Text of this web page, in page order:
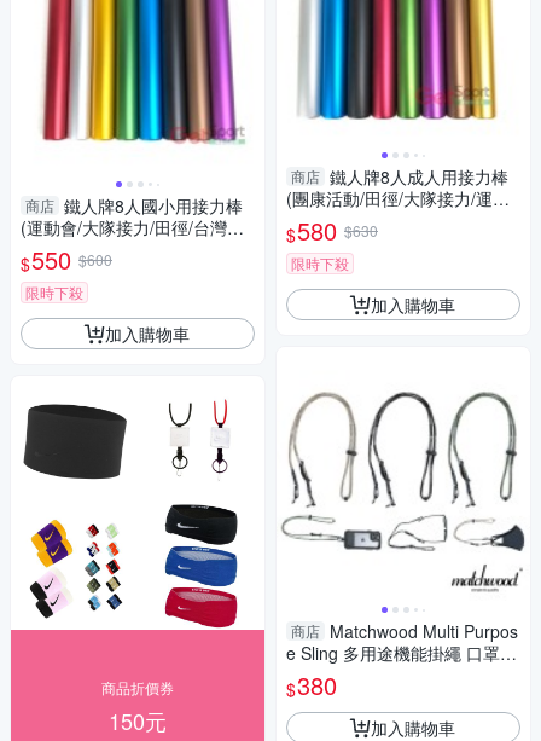
商店 鐵人牌8人國小用接力棒
(運動會/大隊接力/田徑/台灣製/
GetSport)
$550 $600
限時下殺
加入購物車
商品折價券
150元
商店 鐵人牌8人成人用接力棒
(團康活動/田徑/大隊接力/運動
會/台灣製/GetSport)
$580 $630
限時下殺
加入購物車
商店 Matchwood Multi Purpos
e Sling 多用途機能掛繩 口罩掛
繩-3色
$380
加入購物車